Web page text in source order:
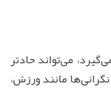
می‌تواند حادتر
مانند ورزش،